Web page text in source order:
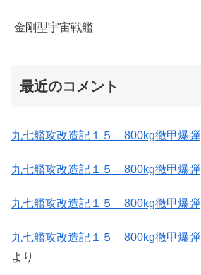
金剛型宇宙戦艦
最近のコメント
九七艦攻改造記１５ 800kg徹甲爆弾
九七艦攻改造記１５ 800kg徹甲爆弾
九七艦攻改造記１５ 800kg徹甲爆弾
九七艦攻改造記１５ 800kg徹甲爆弾
より